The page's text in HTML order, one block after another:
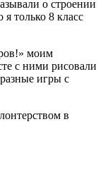
о строении
только 8 класс
моим
с ними рисовали
игры с
в